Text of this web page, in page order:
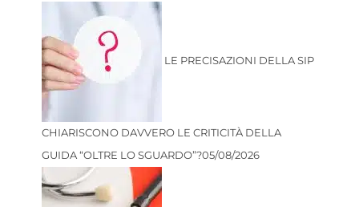
LE PRECISAZIONI DELLA SIP
CHIARISCONO DAVVERO LE CRITICITÀ DELLA
GUIDA “OLTRE LO SGUARDO”?05/08/2026